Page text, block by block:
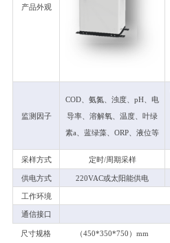
产品外观
监测因子
COD 、氨氮、浊度、pH、电
导率、溶解氧、温度、叶绿
素a、蓝绿藻、ORP、液位等
采样方式 定时/周期采样
供电方式 220VAC或太阳能供电
工作环境
通信接口
尺寸规格 （450*350*750）mm